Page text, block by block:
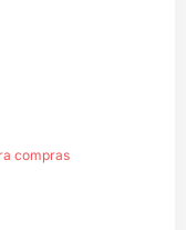
compras